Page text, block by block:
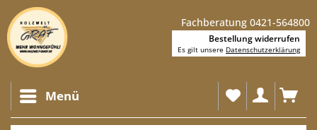
Fachberatung 0421-564800
Menü
Bestellung widerrufen
Es gilt unsere Datenschutzerklärung